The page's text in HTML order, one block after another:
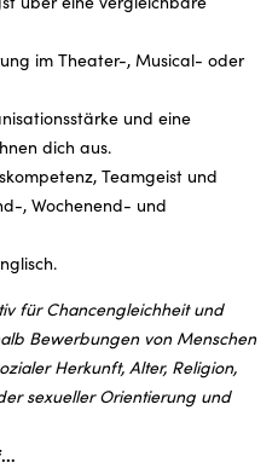
im Theater-, Musical- oder
und eine
dich aus.
Teamgeist und
, Wochenend- und
für Chancengleichheit und
Bewerbungen von Menschen
Herkunft, Alter, Religion,
sexueller Orientierung und